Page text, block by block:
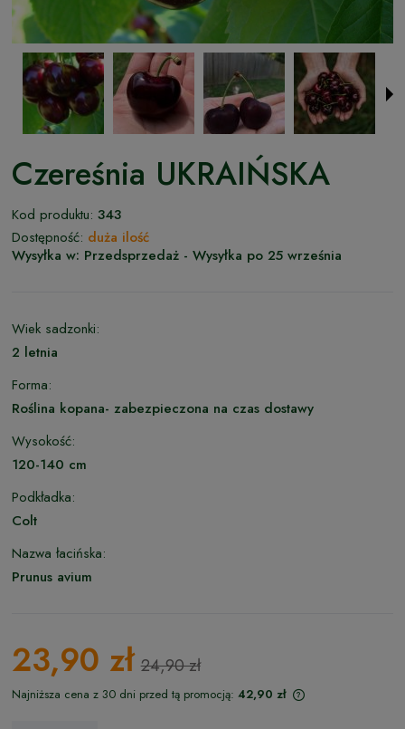
Czereśnia UKRAIŃSKA
Kod produktu: 343
Dostępność: duża ilość
Wysyłka w: Przedsprzedaż - Wysyłka po 25 września
Wiek sadzonki:
2 letnia
Forma:
Roślina kopana- zabezpieczona na czas dostawy
Wysokość:
120-140 cm
Podkładka:
Colt
Nazwa łacińska:
Prunus avium
23,90 zł 24,90 zł
Najniższa cena z 30 dni przed tą promocją: 42,90 zł